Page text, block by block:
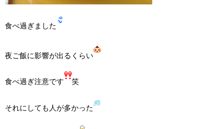
食べ過ぎました
夜ご飯に影響が出るくらい
食べ過ぎ注意です 笑
それにしても人が多かった